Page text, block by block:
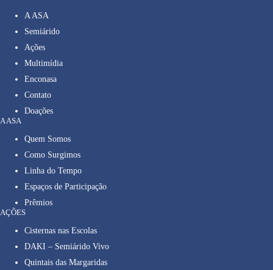
A ASA
Semiárido
Ações
Multimídia
Enconasa
Contato
Doações
A ASA
Quem Somos
Como Surgimos
Linha do Tempo
Espaços de Participação
Prêmios
AÇÕES
Cisternas nas Escolas
DAKI – Semiárido Vivo
Quintais das Margaridas